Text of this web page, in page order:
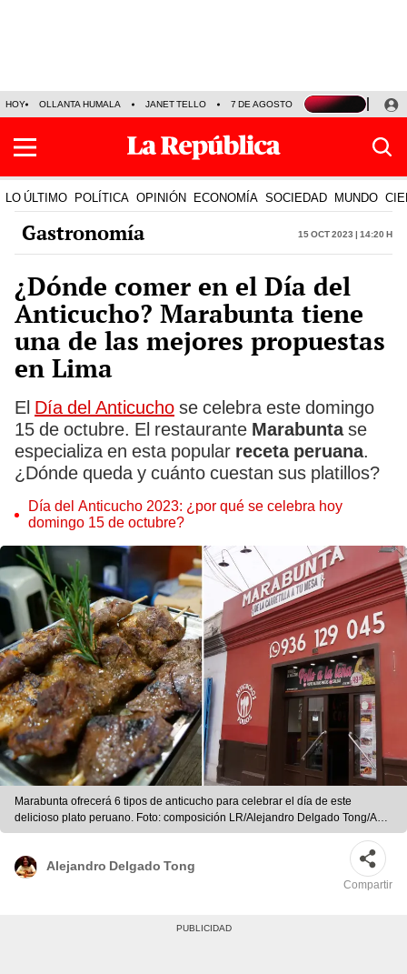
HOY OLLANTA HUMALA JANET TELLO 7 DE AGOSTO TINKA RESULTADOS
LO ÚLTIMO POLÍTICA OPINIÓN ECONOMÍA SOCIEDAD MUNDO
Gastronomía 15 Oct 2023 | 14:20 h
¿Dónde comer en el Día del
Anticucho? Marabunta tiene
una de las mejores propuestas
en Lima
El Día del Anticucho se celebra este domingo
15 de octubre. El restaurante Marabuntase
especializa en esta popular receta peruana.
¿Dónde queda y cuánto cuestan sus platillos?
Día del Anticucho 2023: ¿por qué se celebra hoy
domingo 15 de octubre?
Marabunta ofrecerá 6 tipos de anticucho para celebrar el día de este
delicioso plato peruano. Foto: composición LR/Alejandro Delgado Tong/Ana
Ureta
Alejandro Delgado Tong
Compartir